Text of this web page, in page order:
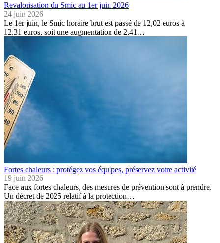
Revalorisation du Smic au 1er juin 2026
24 juin 2026
Le 1er juin, le Smic horaire brut est passé de 12,02 euros à
12,31 euros, soit une augmentation de 2,41…
Fortes chaleurs : protégez vos équipes, préservez votre activité
19 juin 2026
Face aux fortes chaleurs, des mesures de prévention sont à prendre.
Un décret de 2025 relatif à la protection…